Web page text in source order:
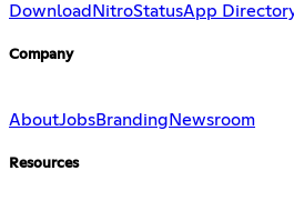
Download NitroStatusApp
Company
AboutJobsBranding Newsroom
Resources